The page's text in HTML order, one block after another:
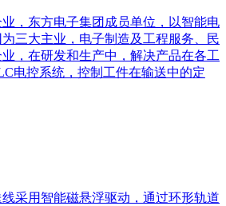
，东方电子集团成员单位，以智能电
三大主业，电子制造及工程服务、民
，在研发和生产中，解决产品在各工
电控系统，控制工件在输送中的定
采用智能磁悬浮驱动，通过环形轨道